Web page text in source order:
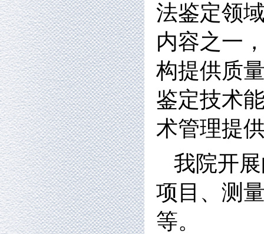
法鉴定领
内容之一
构提供质
鉴定技术
术管理提
我院开
项目、测
等。